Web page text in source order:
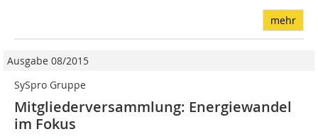
mehr
Ausgabe 08/2015
SySpro Gruppe
Mitgliederversammlung: Energiewandel
im Fokus